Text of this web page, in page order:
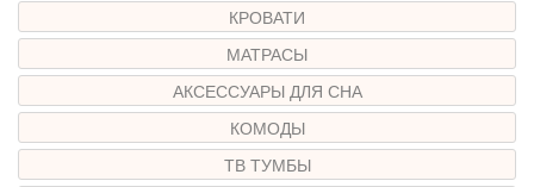
КРОВАТИ
МАТРАСЫ
АКСЕССУАРЫ ДЛЯ СНА
КОМОДЫ
ТВ ТУМБЫ